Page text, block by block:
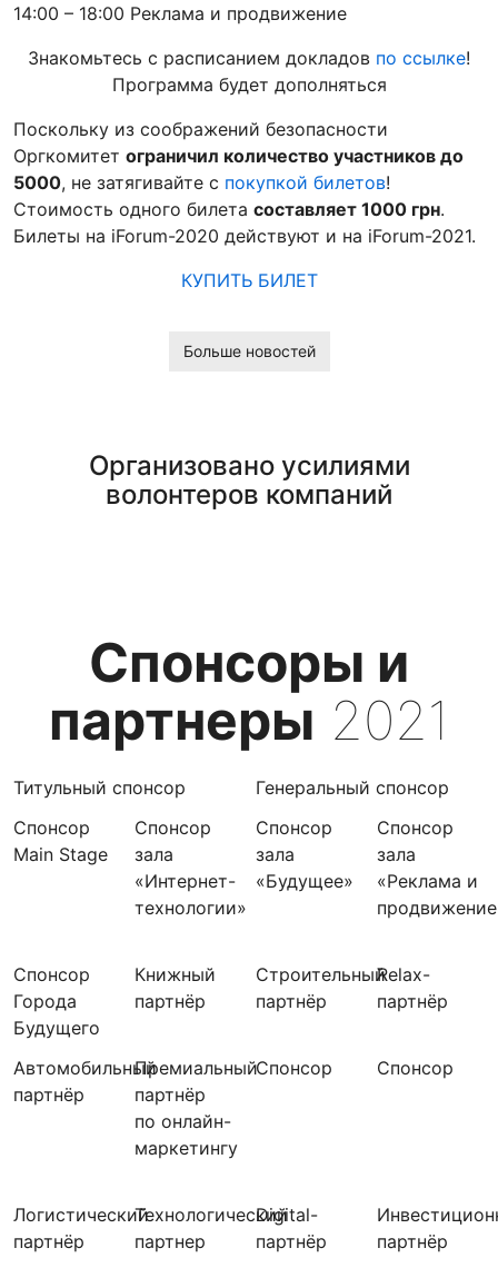
14:00 – 18:00 Реклама и продвижение
Знакомьтесь с расписанием докладов по ссылке!
Программа будет дополняться
Поскольку из соображений безопасности
Оргкомитет ограничил количество участников до
5000, не затягивайте с покупкой билетов!
Стоимость одного билета составляет 1000 грн.
Билеты на iForum-2020 действуют и на iForum-2021.
КУПИТЬ БИЛЕТ
Больше новостей
Организовано усилиями
волонтеров компаний
Спонсоры и
партнеры 2021
Титульный спонсор
Генеральный спонсор
Спонсор
Main Stage
Спонсор
зала
«Интернет-
технологии»
Спонсор
зала
«Будущее»
Спонсор
зала
«Реклама и
Спонсор
Города
Будущего
Книжный
партнёр
Строительный
партнёр
Relax-
партнёр
Автомобильный
партнёр
Премиальный
партнёр
по онлайн-
маркетингу
Спонсор Спонсор
Логистический
партнёр
Технологический
партнер
Digital-
партнёр
партнёр